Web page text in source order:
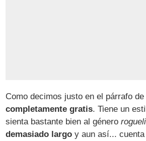
Como decimos justo en el párrafo
completamente gratis. Tiene un
sienta bastante bien al género
demasiado largo y aun así...